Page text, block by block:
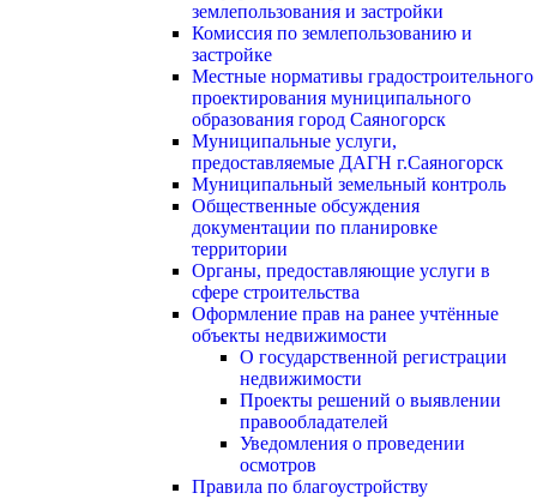
землепользования и застройки
Комиссия по землепользованию и
застройке
Местные нормативы градостроительного
проектирования муниципального
образования город Саяногорск
Муниципальные услуги,
предоставляемые ДАГН г.Саяногорск
Муниципальный земельный контроль
Общественные обсуждения
документации по планировке
территории
Органы, предоставляющие услуги в
сфере строительства
Оформление прав на ранее учтённые
объекты недвижимости
О государственной регистрации
недвижимости
Проекты решений о выявлении
правообладателей
Уведомления о проведении
осмотров
Правила по благоустройству